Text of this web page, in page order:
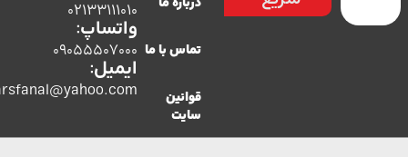
درباره ما
تماس با ما
قوانین
02133111010
واتساپ:
09055507000
ایمیل:
co.parsfanal@yahoo.com